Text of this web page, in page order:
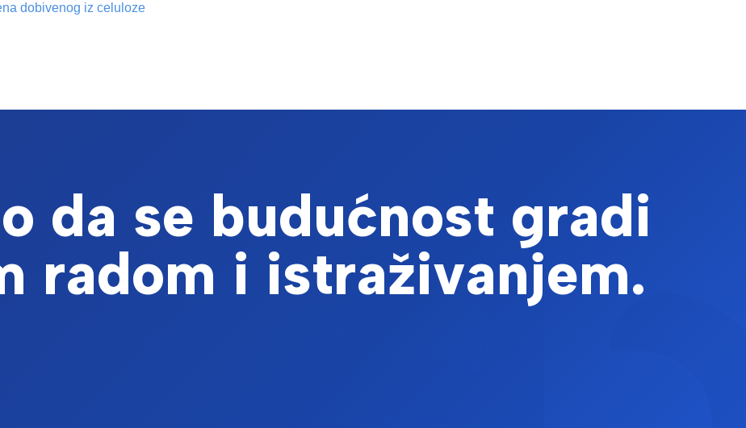
dobivenog iz celuloze
sudjelovanjem posvećenog marikulturi u Jadranskom moru - Adriatic Mariculture,Sveučilište u Zadru, (2024) str. 28-28
on the Concentration of Lipophilic and Hydrophilic Compounds in Cold-Pressed Grape Seed Oil Produced from
Balbino, Sandra; Tomašević, Marina; Iveković, Damir; Radojčić Redovniković, Ivana; Kovačević Ganić, Karin
(T. montanum L.) - Carbon footprint assesment and valorisation into novel pullulan/collagen based nanofibers
Vojvodić Cebin, Alesandra; Komes, Draženka
Applications,University of Malta, (2023) str. 97-97
fruit by-products and their application on cookies
da se budućnost gradi
radom i istraživanjem.